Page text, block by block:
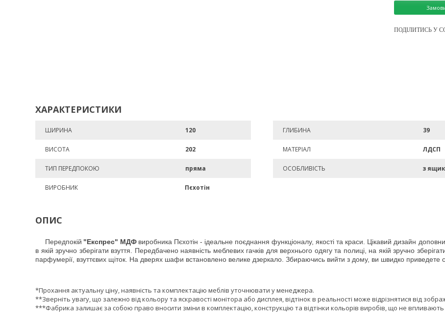
ПОДІЛИТИСЬ У
ХАРАКТЕРИСТИКИ
ШИРИНА 120 ГЛИБИНА 39
ВИСОТА 202 МАТЕРІАЛ ЛДСП
ТИП ПЕРЕДПОКОЮ пряма ОСОБЛИВІСТЬ з
ВИРОБНИК Пєхотін
ОПИС
Передпокій "Експрес" МДФ виробника Пєхотін - ідеальне поєднання функціоналу, якості та краси. Цікавий дизайн
в якій зручно зберігати взуття. Передбачено наявність меблевих гачків для верхнього одягу та полиці, на якій зручно
парфумерії, взуттєвих щіток. На дверях шафи встановлено велике дзеркало. Збираючись вийти з дому, ви швидко приведете
*Прохання актуальну ціну, наявність та комплектацію меблів уточнювати у менеджера.
**Зверніть увагу, що залежно від кольору та яскравості монітора або дисплея, відтінок в реальності може відрізнятися від
***Фабрика залишає за собою право вносити зміни в комплектацію, конструкцію та відтінки кольорів виробів, що не